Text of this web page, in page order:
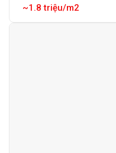
~1.8 triệu/m2